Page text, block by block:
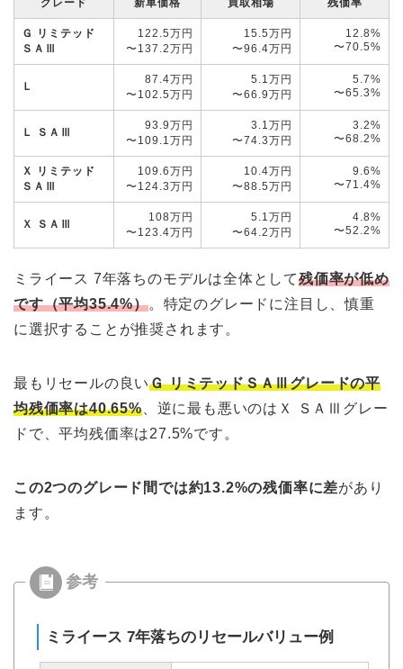
Ｇ リミテッド
ＳＡⅢ
122.5万円
〜137.2万円
15.5万円
〜96.4万円
12.8%
〜70.5%
Ｌ
87.4万円
〜102.5万円
5.1万円
〜66.9万円
5.7%
〜65.3%
Ｌ ＳＡⅢ
93.9万円
〜109.1万円
3.1万円
〜74.3万円
3.2%
〜68.2%
Ｘ リミテッド
ＳＡⅢ
109.6万円
〜124.3万円
10.4万円
〜88.5万円
9.6%
〜71.4%
Ｘ ＳＡⅢ
108万円
〜123.4万円
5.1万円
〜64.2万円
4.8%
〜52.2%
ミライース 7年落ちのモデルは全体として残価率が低め
です（平均35.4%）。特定のグレードに注目し、慎重
に選択することが推奨されます。
最もリセールの良いＧ リミテッドＳＡⅢグレードの平
均残価率は40.65%、逆に最も悪いのはＸ ＳＡⅢグレー
ドで、平均残価率は27.5%です。
この2つのグレード間では約13.2%の残価率に差があり
ます。
ミライース 7年落ちのリセールバリュー例